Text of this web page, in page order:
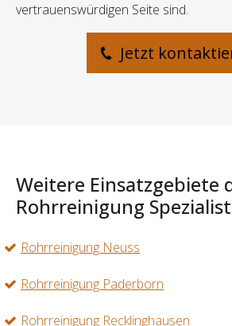
vertrauenswürdigen Seite sind.
Jetzt
Weitere Einsatzgebiete
Rohrreinigung
Rohrreinigung Neuss
Rohrreinigung Paderborn
Rohrreinigung Recklinghausen